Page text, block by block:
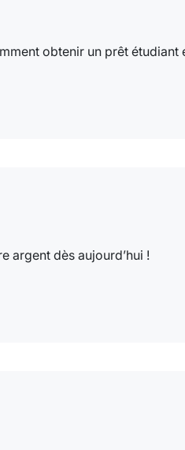
obtenir un prêt étudiant
argent dès aujourd’hui !